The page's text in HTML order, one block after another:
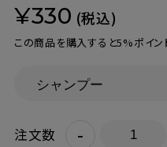
¥330 (税込)
この商品を購入すると5%ポイン
注文数 -